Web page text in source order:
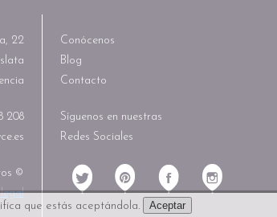
que estás aceptándola. Aceptar
22
208
©
Conócenos
Blog
Contacto
Síguenos en nuestras
Redes Sociales